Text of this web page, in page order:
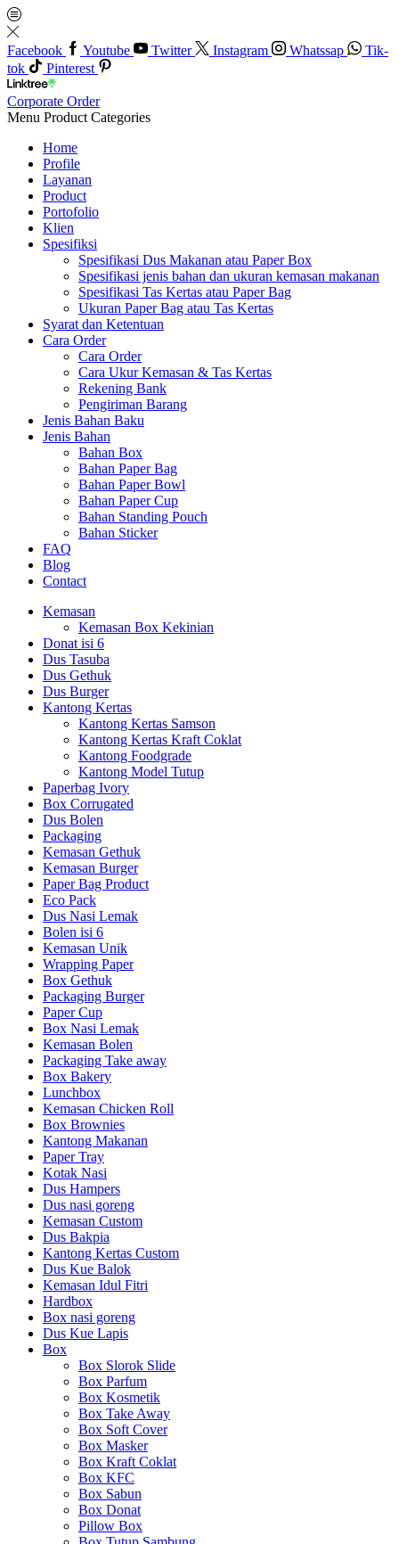
Facebook Youtube Twitter Instagram Whatssap
Tik-
tok
Pinterest
Corporate Order
Menu Product Categories
Home
Profile
Layanan
Product
Portofolio
Klien
Spesifiksi
Spesifikasi Dus Makanan atau Paper Box
Spesifikasi jenis bahan dan ukuran kemasan makanan
Spesifikasi Tas Kertas atau Paper Bag
Ukuran Paper Bag atau Tas Kertas
Syarat dan Ketentuan
Cara Order
Cara Order
Cara Ukur Kemasan & Tas Kertas
Rekening Bank
Pengiriman Barang
Jenis Bahan Baku
Jenis Bahan
Bahan Box
Bahan Paper Bag
Bahan Paper Bowl
Bahan Paper Cup
Bahan Standing Pouch
Bahan Sticker
FAQ
Blog
Contact
Kemasan
Kemasan Box Kekinian
Donat isi 6
Dus Tasuba
Dus Gethuk
Dus Burger
Kantong Kertas
Kantong Kertas Samson
Kantong Kertas Kraft Coklat
Kantong Foodgrade
Kantong Model Tutup
Paperbag Ivory
Box Corrugated
Dus Bolen
Packaging
Kemasan Gethuk
Kemasan Burger
Paper Bag Product
Eco Pack
Dus Nasi Lemak
Bolen isi 6
Kemasan Unik
Wrapping Paper
Box Gethuk
Packaging Burger
Paper Cup
Box Nasi Lemak
Kemasan Bolen
Packaging Take away
Box Bakery
Lunchbox
Kemasan Chicken Roll
Box Brownies
Kantong Makanan
Paper Tray
Kotak Nasi
Dus Hampers
Dus nasi goreng
Kemasan Custom
Dus Bakpia
Kantong Kertas Custom
Dus Kue Balok
Kemasan Idul Fitri
Hardbox
Box nasi goreng
Dus Kue Lapis
Box
Box Slorok Slide
Box Parfum
Box Kosmetik
Box Take Away
Box Soft Cover
Box Masker
Box Kraft Coklat
Box KFC
Box Sabun
Box Donat
Pillow Box